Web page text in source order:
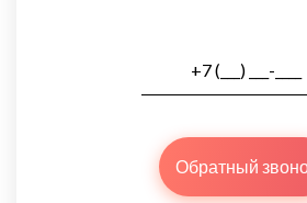
Обратный